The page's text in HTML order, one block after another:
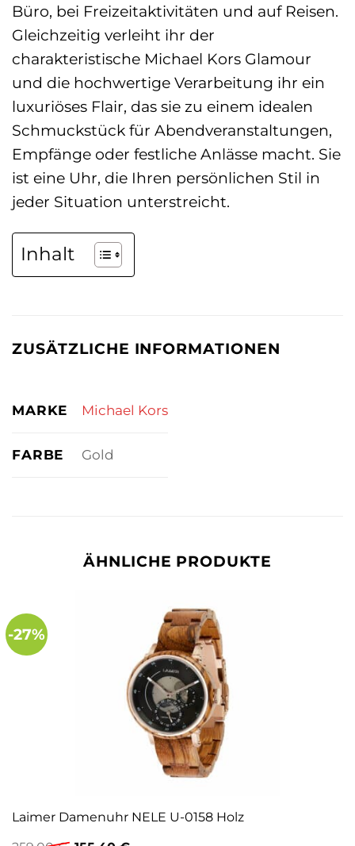
Büro, bei Freizeitaktivitäten und auf Reisen.
Gleichzeitig verleiht ihr der
charakteristische Michael Kors Glamour
und die hochwertige Verarbeitung ihr ein
luxuriöses Flair, das sie zu einem idealen
Schmuckstück für Abendveranstaltungen,
Empfänge oder festliche Anlässe macht. Sie
ist eine Uhr, die Ihren persönlichen Stil in
jeder Situation unterstreicht.
Inhalt
ZUSÄTZLICHE INFORMATIONEN
MARKE Michael Kors
FARBE Gold
ÄHNLICHE PRODUKTE
-27%
Laimer Damenuhr NELE U-0158 Holz